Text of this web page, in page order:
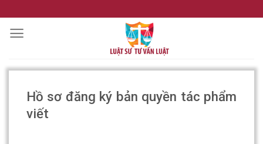
to
content
Hồ sơ đăng ký bản quyền tác phẩm
viết